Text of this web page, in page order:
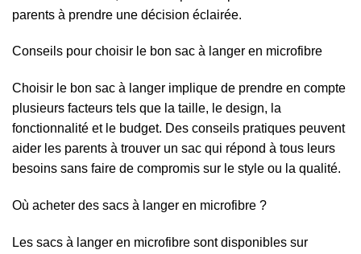
parents à prendre une décision éclairée.
Conseils pour choisir le bon sac à langer en microfibre
Choisir le bon sac à langer implique de prendre en compte
plusieurs facteurs tels que la taille, le design, la
fonctionnalité et le budget. Des conseils pratiques peuvent
aider les parents à trouver un sac qui répond à tous leurs
besoins sans faire de compromis sur le style ou la qualité.
Où acheter des sacs à langer en microfibre ?
Les sacs à langer en microfibre sont disponibles sur